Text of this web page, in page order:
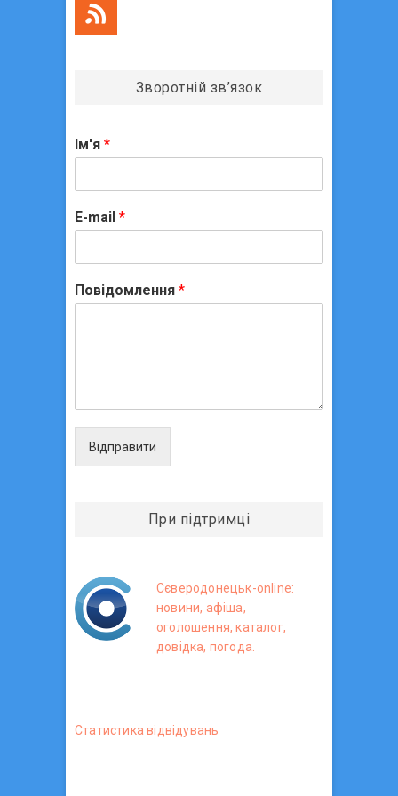
Зворотній зв’язок
Ім'я *
E-mail *
Повідомлення *
Відправити
При підтримці
Сєверодонецьк-online:
новини, афіша,
оголошення, каталог,
довідка, погода.
Статистика вiдвiдувань